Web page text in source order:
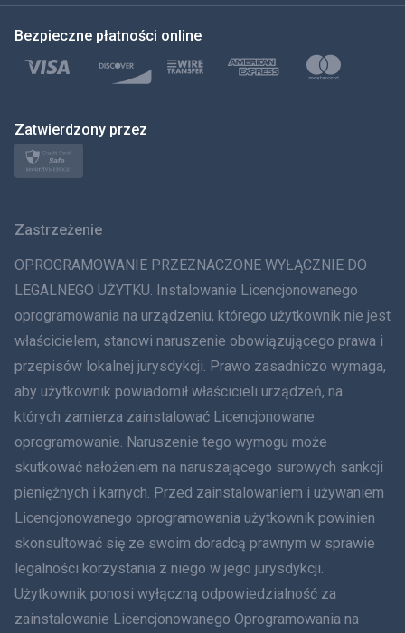
ภาษาไทย
简体中文
Dania
हिंदी
Holenderski
עברית
Rumunia
Tiếng Việt
繁體中文
Bezpieczne płatności online
Zatwierdzony przez
Zastrzeżenie
OPROGRAMOWANIE PRZEZNACZONE WYŁĄCZNIE DO
LEGALNEGO UŻYTKU. Instalowanie Licencjonowanego
oprogramowania na urządzeniu, którego użytkownik nie jest
właścicielem, stanowi naruszenie obowiązującego prawa i
przepisów lokalnej jurysdykcji. Prawo zasadniczo wymaga,
aby użytkownik powiadomił właścicieli urządzeń, na
których zamierza zainstalować Licencjonowane
oprogramowanie. Naruszenie tego wymogu może
skutkować nałożeniem na naruszającego surowych sankcji
pieniężnych i karnych. Przed zainstalowaniem i używaniem
Licencjonowanego oprogramowania użytkownik powinien
skonsultować się ze swoim doradcą prawnym w sprawie
legalności korzystania z niego w jego jurysdykcji.
Użytkownik ponosi wyłączną odpowiedzialność za
zainstalowanie Licencjonowanego Oprogramowania na